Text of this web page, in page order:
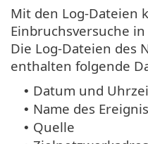
Mit den Log-Dateien
Einbruchsversuche
Die Log-Dateien des
enthalten folgende
• Datum und
• Name des
• Quelle